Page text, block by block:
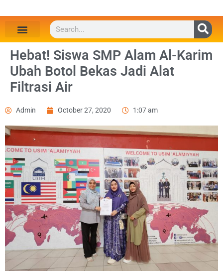
Hebat! Siswa SMP Alam Al-Karim
Ubah Botol Bekas Jadi Alat
Filtrasi Air
Admin October 27, 2020 1:07 am